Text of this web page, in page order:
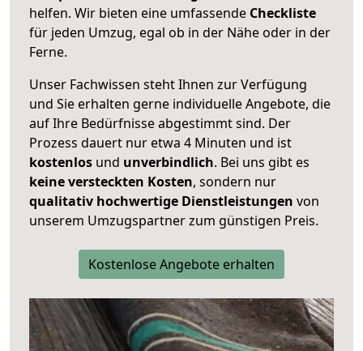
helfen. Wir bieten eine umfassende Checkliste
für jeden Umzug, egal ob in der Nähe oder in der
Ferne.
Unser Fachwissen steht Ihnen zur Verfügung
und Sie erhalten gerne individuelle Angebote, die
auf Ihre Bedürfnisse abgestimmt sind. Der
Prozess dauert nur etwa 4 Minuten und ist
kostenlos und unverbindlich. Bei uns gibt es
keine versteckten Kosten, sondern nur
qualitativ hochwertige Dienstleistungen von
unserem Umzugspartner zum günstigen Preis.
Kostenlose Angebote erhalten